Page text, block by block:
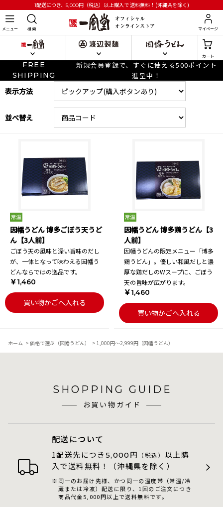
1配送につき、5,000円 （税込）以上購入で送料無料！(沖縄県を除く)
メニュー 検 索 マイページ
カート
FREE
SHIPPING
新規会員登録で、すぐに使える500ポイント
進呈中！
表示方法
並べ替え
因幡うどん 博多ごぼう天うど
ん【3人前】
ごぼう天の風味と深い旨味のだし
が、一体となって味わえる因幡う
どんならではの逸品です。
￥1,460
買い物かごへ入れる
因幡うどん 博多鶏うどん【3
人前】
因幡うどんの限定メニュー「博多
鶏うどん」。優しい和風だしと濃
厚な鶏だしのWスープに、ごぼう
天の旨味が広がります。
￥1,460
買い物かごへ入れる
ホーム > 価格で選ぶ（因幡うどん） > 1,000円～2,999円（因幡うどん）
SHOPPING GUIDE
お買い物ガイド
配送について
1配送先につき 5,000 円 （税込） 以上購
入で送料無料！（沖縄県を除く）
同一のお届け先様、かつ同一の温度帯（常温/冷
蔵または冷凍）配送に限り、1回のご注文につき
商品代金5,000円以上で送料無料です。